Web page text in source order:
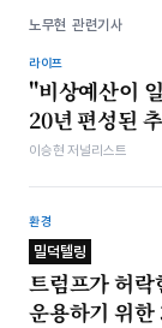
노무현 관련기사
라이프
"비상예산이
20년 편성된
이승현 저널리스트
환경
밀덕텔링
트럼프가 허
운용하기 위한